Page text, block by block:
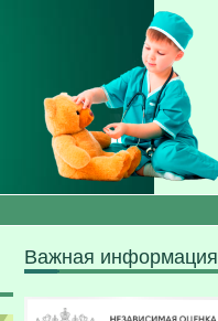
Важная информация